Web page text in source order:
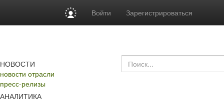
Войти Зарегистрироваться
НОВОСТИ
новости отрасли
пресс-релизы
АНАЛИТИКА